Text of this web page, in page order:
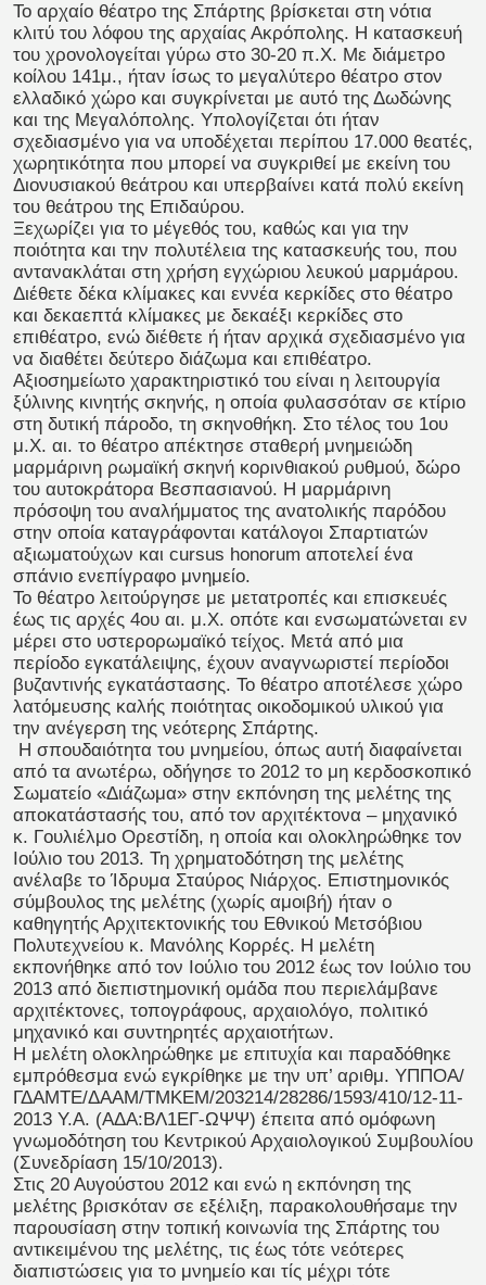
Το αρχαίο θέατρο της Σπάρτης βρίσκεται στη νότια
κλιτύ του λόφου της αρχαίας Ακρόπολης. Η κατασκευή
του χρονολογείται γύρω στο 30-20 π.Χ. Με διάμετρο
κοίλου 141μ., ήταν ίσως το μεγαλύτερο θέατρο στον
ελλαδικό χώρο και συγκρίνεται με αυτό της Δωδώνης
και της Μεγαλόπολης. Υπολογίζεται ότι ήταν
σχεδιασμένο για να υποδέχεται περίπου 17.000 θεατές,
χωρητικότητα που μπορεί να συγκριθεί με εκείνη του
Διονυσιακού θεάτρου και υπερβαίνει κατά πολύ εκείνη
του θεάτρου της Επιδαύρου.
Ξεχωρίζει για το μέγεθός του, καθώς και για την
ποιότητα και την πολυτέλεια της κατασκευής του, που
αντανακλάται στη χρήση εγχώριου λευκού μαρμάρου.
Διέθετε δέκα κλίμακες και εννέα κερκίδες στο θέατρο
και δεκαεπτά κλίμακες με δεκαέξι κερκίδες στο
επιθέατρο, ενώ διέθετε ή ήταν αρχικά σχεδιασμένο για
να διαθέτει δεύτερο διάζωμα και επιθέατρο.
Αξιοσημείωτο χαρακτηριστικό του είναι η λειτουργία
ξύλινης κινητής σκηνής, η οποία φυλασσόταν σε κτίριο
στη δυτική πάροδο, τη σκηνοθήκη. Στο τέλος του 1ου
μ.Χ. αι. το θέατρο απέκτησε σταθερή μνημειώδη
μαρμάρινη ρωμαϊκή σκηνή κορινθιακού ρυθμού, δώρο
του αυτοκράτορα Βεσπασιανού. Η μαρμάρινη
πρόσοψη του αναλήμματος της ανατολικής παρόδου
στην οποία καταγράφονται κατάλογοι Σπαρτιατών
αξιωματούχων και cursus honorum αποτελεί ένα
σπάνιο ενεπίγραφο μνημείο.
Το θέατρο λειτούργησε με μετατροπές και επισκευές
έως τις αρχές 4ου αι. μ.Χ. οπότε και ενσωματώνεται εν
μέρει στο υστερορωμαϊκό τείχος. Μετά από μια
περίοδο εγκατάλειψης, έχουν αναγνωριστεί περίοδοι
βυζαντινής εγκατάστασης. Το θέατρο αποτέλεσε χώρο
λατόμευσης καλής ποιότητας οικοδομικού υλικού για
την ανέγερση της νεότερης Σπάρτης.
Η σπουδαιότητα του μνημείου, όπως αυτή διαφαίνεται
από τα ανωτέρω, οδήγησε το 2012 το μη κερδοσκοπικό
Σωματείο «Διάζωμα» στην εκπόνηση της μελέτης της
αποκατάστασής του, από τον αρχιτέκτονα – μηχανικό
κ. Γουλιέλμο Ορεστίδη, η οποία και ολοκληρώθηκε τον
Ιούλιο του 2013. Τη χρηματοδότηση της μελέτης
ανέλαβε το Ίδρυμα Σταύρος Νιάρχος. Επιστημονικός
σύμβουλος της μελέτης (χωρίς αμοιβή) ήταν ο
καθηγητής Αρχιτεκτονικής του Εθνικού Μετσόβιου
Πολυτεχνείου κ. Μανόλης Κορρές. Η μελέτη
εκπονήθηκε από τον Ιούλιο του 2012 έως τον Ιούλιο του
2013 από διεπιστημονική ομάδα που περιελάμβανε
αρχιτέκτονες, τοπογράφους, αρχαιολόγο, πολιτικό
μηχανικό και συντηρητές αρχαιοτήτων.
Η μελέτη ολοκληρώθηκε με επιτυχία και παραδόθηκε
εμπρόθεσμα ενώ εγκρίθηκε με την υπ’ αριθμ. ΥΠΠΟΑ/
ΓΔΑΜΤΕ/ΔΑΑΜ/ΤΜΚΕΜ/203214/28286/1593/410/12-11-
2013 Υ.Α. (ΑΔΑ:ΒΛ1ΕΓ-ΩΨΨ) έπειτα από ομόφωνη
γνωμοδότηση του Κεντρικού Αρχαιολογικού Συμβουλίου
(Συνεδρίαση 15/10/2013).
Στις 20 Αυγούστου 2012 και ενώ η εκπόνηση της
μελέτης βρισκόταν σε εξέλιξη, παρακολουθήσαμε την
παρουσίαση στην τοπική κοινωνία της Σπάρτης του
αντικειμένου της μελέτης, τις έως τότε νεότερες
διαπιστώσεις για το μνημείο και τίς μέχρι τότε